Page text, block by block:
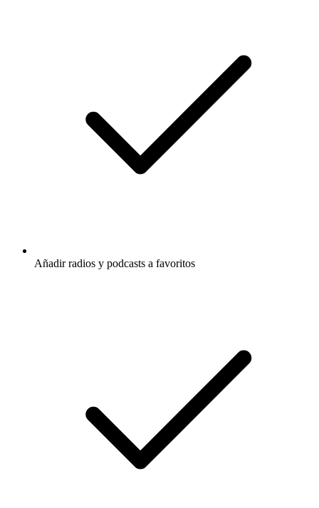
Añadir radios y podcasts a favoritos